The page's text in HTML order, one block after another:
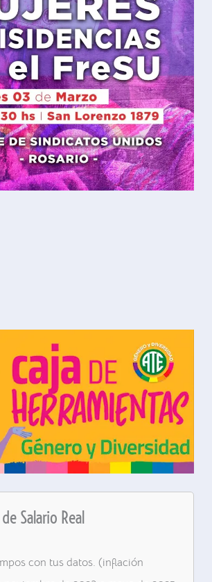
Salario Real
con tus datos. (inflación